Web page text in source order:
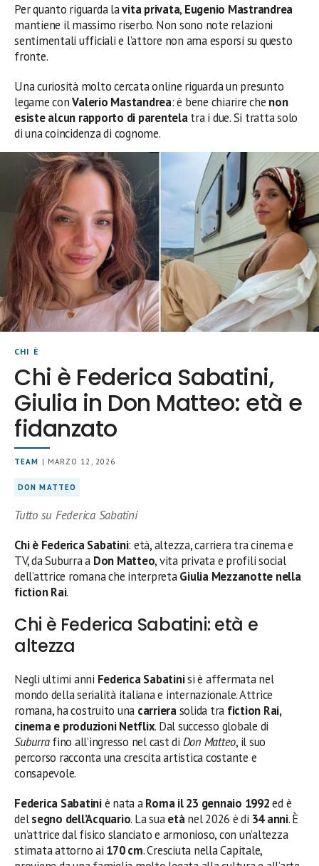
Per quanto riguarda lavita privata, Eugenio Mastrandrea
mantiene il massimo riserbo. Non sono note relazioni
sentimentali ufficiali e l’attore non ama esporsi su questo
fronte.
Una curiosità molto cercata online riguarda un presunto
legame conValerio Mastandrea: è bene chiarire che non
esiste alcun rapporto di parentelatra i due. Si tratta solo
di una coincidenza di cognome.
CHI È
Chi è Federica Sabatini,
Giulia in Don Matteo: età e
fidanzato
TEAM | MARZO 12, 2026
DON MATTEO
Tutto su Federica Sabatini
Chi è Federica Sabatini: età, altezza, carriera tra cinema e
TV, da Suburra a Don Matteo, vita privata e profili social
dell’attrice romana che interpretaGiulia Mezzanotte nella
fiction Rai.
Chi è Federica Sabatini: età e
altezza
Negli ultimi anni Federica Sabatinisi è affermata nel
mondo della serialità italiana e internazionale. Attrice
romana, ha costruito una carrierasolida tra fiction Rai,
cinema e produzioni Netflix. Dal successo globale di
Suburrafino all’ingresso nel cast di Don Matteo, il suo
percorso racconta una crescita artistica costante e
consapevole.
Federica Sabatiniè nata aRoma il 23 gennaio 1992ed è
delsegno dell’Acquario. La suaetànel 2026 è di 34 anni. È
un’attrice dal fisico slanciato e armonioso, con un’altezza
stimata attorno ai 170 cm. Cresciuta nella Capitale,